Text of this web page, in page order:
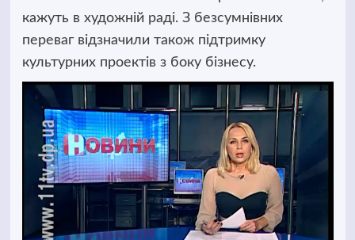
кажуть в художній раді. З безсумнівних
переваг відзначили також підтримку
культурних проектів з боку бізнесу.
Відеопрогравач